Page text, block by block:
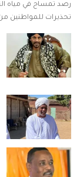
رصد تمساح في مياه
تحذيرات للمواطنين